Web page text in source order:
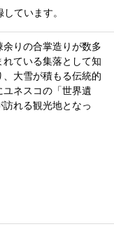
ています。
りの合掌造りが数多
ている集落として知
大雪が積もる伝統的
ネスコの「世界遺
れる観光地となっ